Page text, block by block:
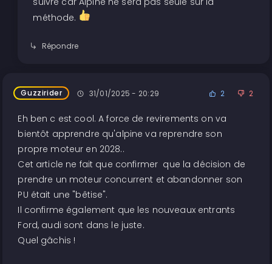
méthode.
Répondre
Guzzirider 31/01/2025 - 20:29 2 2
Eh ben c est cool. A force de revirements on va
bientôt apprendre qu'alpine va reprendre son
propre moteur en 2028..
Cet article ne fait que confirmer que la décision de
prendre un moteur concurrent et abandonner son
PU était une "bêtise".
Il confirme également que les nouveaux entrants
Ford, audi sont dans le juste.
Quel gâchis !